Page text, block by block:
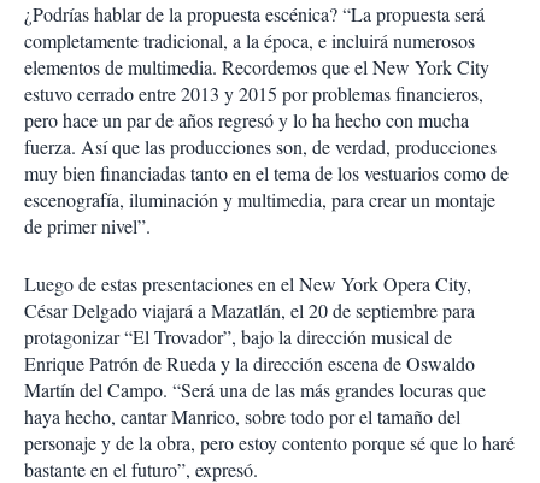
¿Podrías hablar de la propuesta escénica? “La propuesta será
completamente tradicional, a la época, e incluirá numerosos
elementos de multimedia. Recordemos que el New York City
estuvo cerrado entre 2013 y 2015 por problemas financieros,
pero hace un par de años regresó y lo ha hecho con mucha
fuerza. Así que las producciones son, de verdad, producciones
muy bien financiadas tanto en el tema de los vestuarios como de
escenografía, iluminación y multimedia, para crear un montaje
de primer nivel”.
Luego de estas presentaciones en el New York Opera City,
César Delgado viajará a Mazatlán, el 20 de septiembre para
protagonizar “El Trovador”, bajo la dirección musical de
Enrique Patrón de Rueda y la dirección escena de Oswaldo
Martín del Campo. “Será una de las más grandes locuras que
haya hecho, cantar Manrico, sobre todo por el tamaño del
personaje y de la obra, pero estoy contento porque sé que lo haré
bastante en el futuro”, expresó.